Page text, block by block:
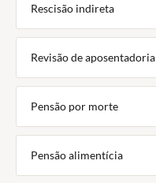
Rescisão indireta
Revisão de aposentadoria
Pensão por morte
Pensão alimentícia